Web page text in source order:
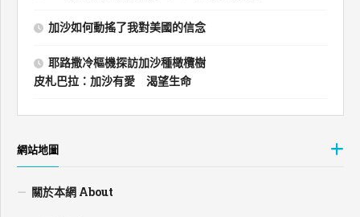
加沙如何動搖了我對美國的信念
耶路撒冷樞機探訪加沙種橄欖樹
皮札巴拉：加沙有愛 渴望生命
網站地圖
關於本網 About